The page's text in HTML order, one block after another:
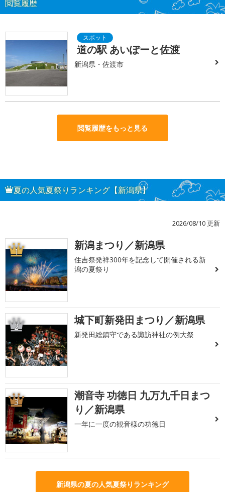
閲覧履歴
道の駅 あいぽーと佐渡
新潟県・佐渡市
閲覧履歴をもっと見る
夏の人気夏祭りランキング【新潟県】
2026/08/10 更新
1 新潟まつり／新潟県
住吉祭発祥300年を記念して開催される新
潟の夏祭り
2 城下町新発田まつり／新潟県
新発田総鎮守である諏訪神社の例大祭
3
潮音寺 功徳日 九万九千日まつ
り／新潟県
一年に一度の観音様の功徳日
新潟県の夏の人気夏祭りランキング